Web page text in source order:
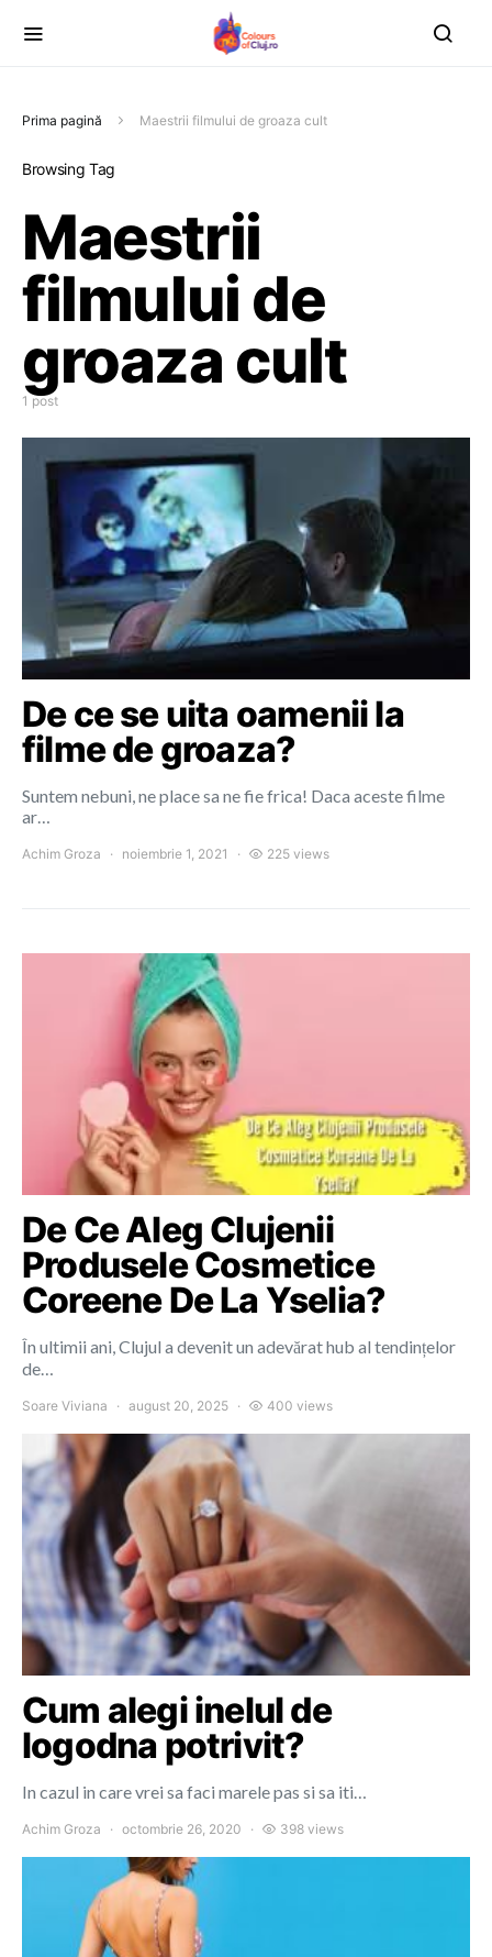
Prima pagină Maestrii filmului de groaza cult
Browsing Tag
Maestrii
filmului de
groaza cult
1 post
De ce se uita oamenii la
filme de groaza?
Suntem nebuni, ne place sa ne fie frica! Daca aceste filme
ar…
Achim Groza noiembrie 1, 2021 225 views
De Ce Aleg Clujenii
Produsele Cosmetice
Coreene De La Yselia?
În ultimii ani, Clujul a devenit un adevărat hub al tendințelor
de…
Soare Viviana august 20, 2025 400 views
Cum alegi inelul de
logodna potrivit?
In cazul in care vrei sa faci marele pas si sa iti…
Achim Groza octombrie 26, 2020 398 views